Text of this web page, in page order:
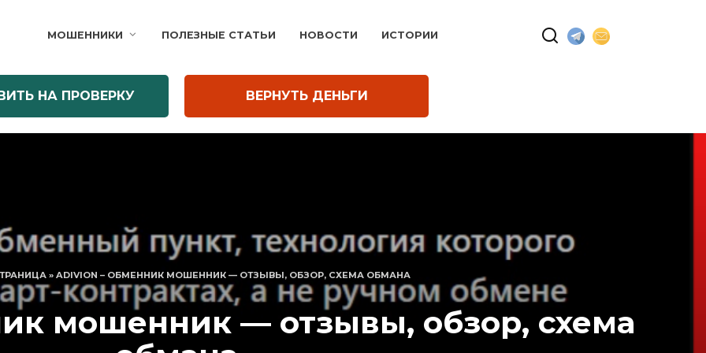
МОШЕННИКИ ПОЛЕЗНЫЕ СТАТЬИ НОВОСТИ ИСТОРИИ
НА ПРОВЕРКУ ВЕРНУТЬ ДЕНЬГИ
» ADIVION – ОБМЕННИК МОШЕННИК — ОТЗЫВЫ, ОБЗОР, СХЕМА ОБМАНА
мошенник — отзывы, обзор, схема